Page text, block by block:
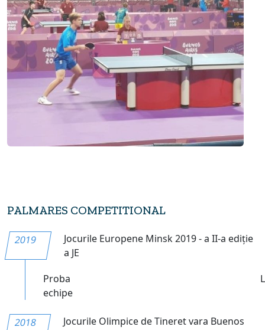
PALMARES COMPETITIONAL
2019
Jocurile Europene Minsk 2019 - a II-a ediție
a JE
Proba
echipe
2018
Jocurile Olimpice de Tineret vara Buenos